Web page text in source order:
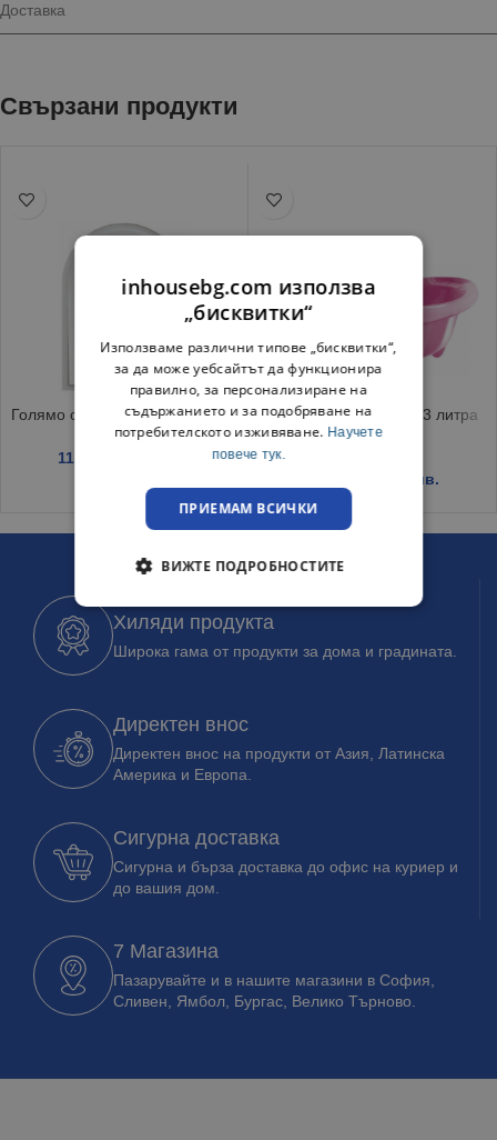
Доставка
Свързани продукти
Голямо огледало арка мрамор
11.20
Бебешка вана Пате 43 литра
розово
/ 21.81 лв.
Хиляди продукта
Широка гама от продукти за дома и градината.
Директен внос
Директен внос на продукти от Азия, Латинска
Америка и Европа.
Сигурна доставка
Сигурна и бърза доставка до офис на куриер и
до вашия дом.
7 Магазина
Пазарувайте и в нашите магазини в София,
Сливен, Ямбол, Бургас, Велико Търново.
inhousebg.com използва
„бисквитки“
Използваме различни типове „бисквитки“,
за да може уебсайтът да функционира
правилно, за персонализиране на
съдържанието и за подобряване на
потребителското изживяване. Научете
повече тук.
ПРИЕМАМ ВСИЧКИ
ВИЖТЕ ПОДРОБНОСТИТЕ